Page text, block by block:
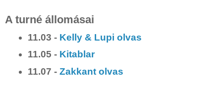
A turné állomásai
11.03 - Kelly & Lupi olvas
11.05 - Kitablar
11.07 -Zakkant olvas